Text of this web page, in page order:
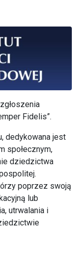
Fidelis”.
dedykowana jest
społecznym,
dziedzictwa
poprzez swoją
lub
utrwalania i